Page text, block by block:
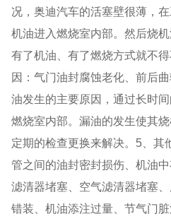
况，奥迪汽车的活塞壁很薄，
机油进入燃烧室内部。然后烧
有了机油、有了燃烧方式就不
因：气门油封腐蚀老化、前后
油发生的主要原因，通过长时
燃烧室内部。漏油的发生使其
定期的检查更换来解决。5、其
管之间的油封密封损伤、机油
滤清器堵塞、空气滤清器堵塞
错装、机油添注过量、节气门